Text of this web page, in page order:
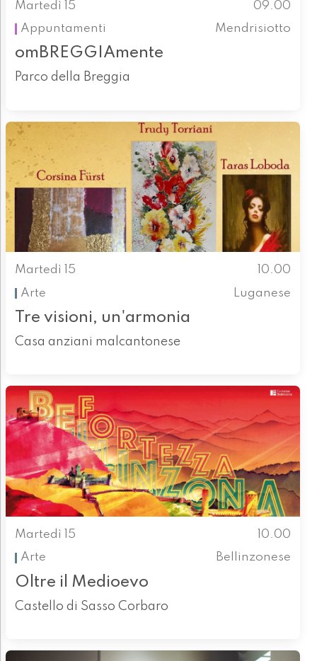
Martedì 15
09.00
Appuntamenti
Mendrisiotto
omBREGGIAmente
Parco della Breggia
Martedì 15
10.00
Arte
Luganese
Tre visioni, un'armonia
Casa anziani malcantonese
Martedì 15
10.00
Arte
Bellinzonese
Oltre il Medioevo
Castello di Sasso Corbaro